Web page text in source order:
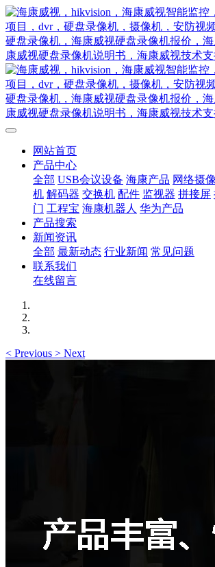
网站首页
产品中心
全部 USB会议设备 海康产品 网络摄
机 解码器 交换机 配件 监视器 拼接屏
门 工程宝 海康机器人 华为产品
产品搜索
新闻资讯
全部 最新动态 行业新闻 常见问题
联系我们
在线留言
< Previous > Next